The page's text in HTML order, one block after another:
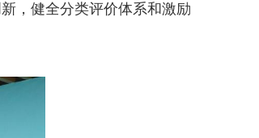
，健全分类评价体系和激励